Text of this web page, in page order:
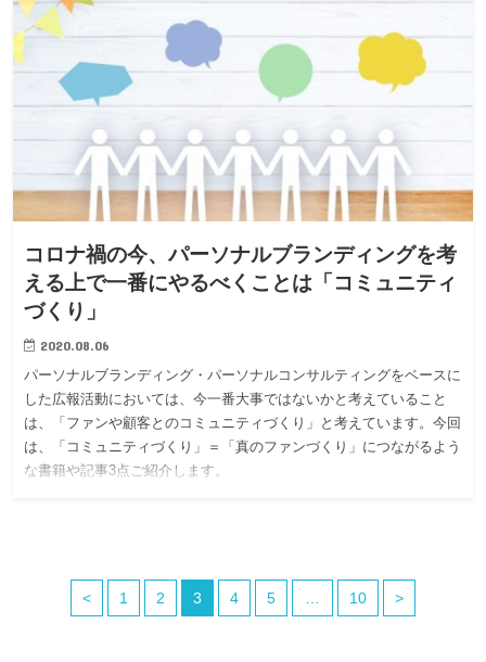
コロナ禍の今、パーソナルブランディングを考
える上で一番にやるべくことは「コミュニティ
づくり」
2020.08.06
パーソナルブランディング・パーソナルコンサルティングをベースに
した広報活動においては、今一番大事ではないかと考えていること
は、「ファンや顧客とのコミュニティづくり」と考えています。今回
は、「コミュニティづくり」＝「真のファンづくり」につながるよう
な書籍や記事3点ご紹介します。
< 1 2 3 4 5 10 >